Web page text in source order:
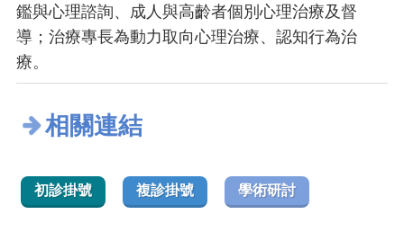
鑑與心理諮詢、成人與高齡者個別心理治療及督
導；治療專長為動力取向心理治療、認知行為治
療。
相關連結
初診掛號 複診掛號 學術研討